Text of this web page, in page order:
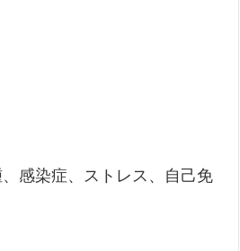
感染症、ストレス、自己免